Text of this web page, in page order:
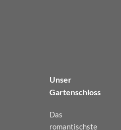
Unser
Gartenschloss
Das
romantischste